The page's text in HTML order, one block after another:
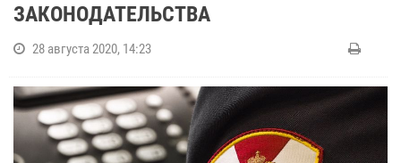
ЗАКОНОДАТЕЛЬСТВА
28 августа 2020, 14:23